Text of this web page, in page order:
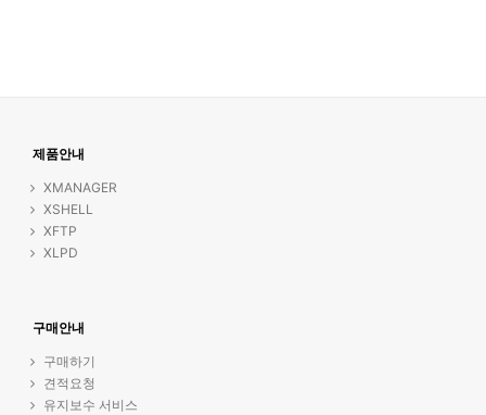
제품안내
XMANAGER
XSHELL
XFTP
XLPD
구매안내
구매하기
견적요청
유지보수 서비스